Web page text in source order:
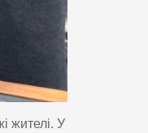
жителі. У